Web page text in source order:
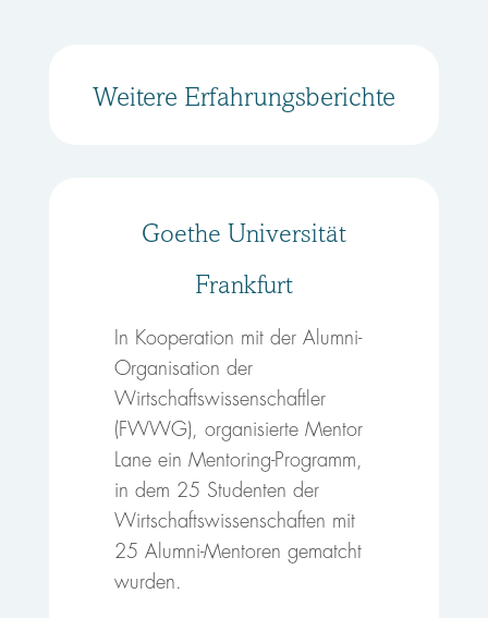
Weitere Erfahrungsberichte
Goethe Universität
Frankfurt
In Kooperation mit der Alumni-
Organisation der
Wirtschaftswissenschaftler
(FWWG), organisierte Mentor
Lane ein Mentoring-Programm,
in dem 25 Studenten der
Wirtschaftswissenschaften mit
25 Alumni-Mentoren gematcht
wurden.